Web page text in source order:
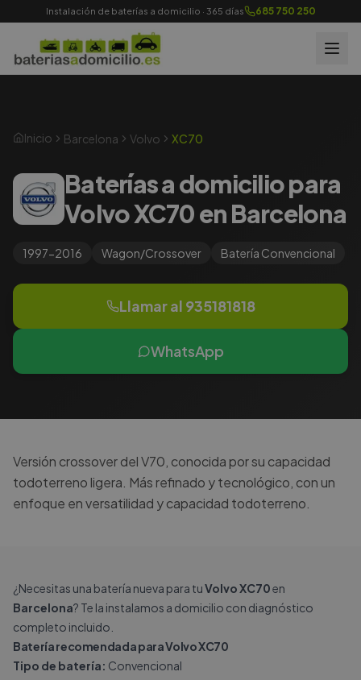
Instalación de baterías a domicilio · 365 días 685 750 250
Inicio Barcelona Volvo XC70
Baterías a domicilio para
Volvo XC70 en Barcelona
1997-2016 Wagon/Crossover Batería Convencional
Llamar al 935181818
WhatsApp
Versión crossover del V70, conocida por su capacidad
todoterreno ligera. Más refinado y tecnológico, con un
enfoque en versatilidad y capacidad todoterreno.
¿Necesitas una batería nueva para tuVolvo XC70en
Barcelona? Te la instalamos a domicilio con diagnóstico
completo incluido.
Batería recomendada para Volvo XC70
Tipo de batería: Convencional